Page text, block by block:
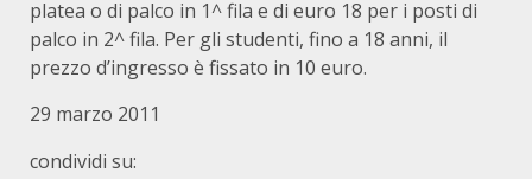
platea o di palco in 1^ fila e di euro 18 per i posti di
palco in 2^ fila. Per gli studenti, fino a 18 anni, il
prezzo d’ingresso è fissato in 10 euro.
29 marzo 2011
condividi su: